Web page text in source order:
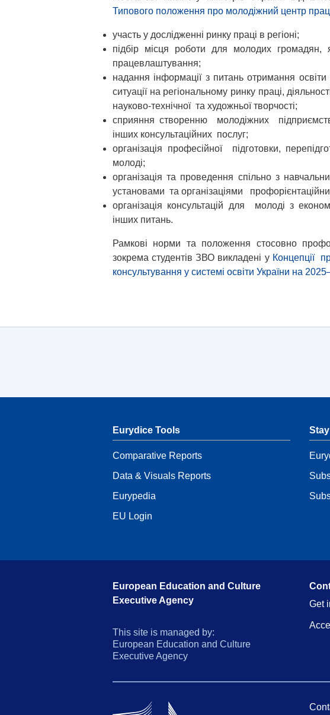
Типового положення про молодіжний центр
участь у дослідженні ринку праці в регіоні;
підбір місця роботи для молодих громадян,
працевлаштування;
надання інформації з питань отримання
ситуації на регіональному ринку праці,
науково-технічної та художньої творчості;
сприяння створенню молодіжних
інших консультаційних послуг;
організація професійної підготовки,
молоді;
організація та проведення спільно з
установами та організаціями
організація консультацій для молоді з
інших питань.
Рамкові норми та положення стосовно
зокрема студентів ЗВО викладені у Концепції
консультування у системі освіти України на
Eurydice Tools
Comparative Reports
Data & Visuals Reports
Eurypedia
EU Login
European Education and Culture
Executive Agency
This site is managed by:
European Education and Culture
Executive Agency
Get